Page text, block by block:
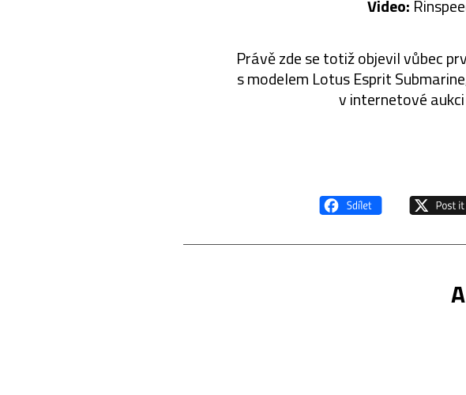
Video:
Právě zde se totiž objevil vůbec
s modelem Lotus Esprit
v internetové